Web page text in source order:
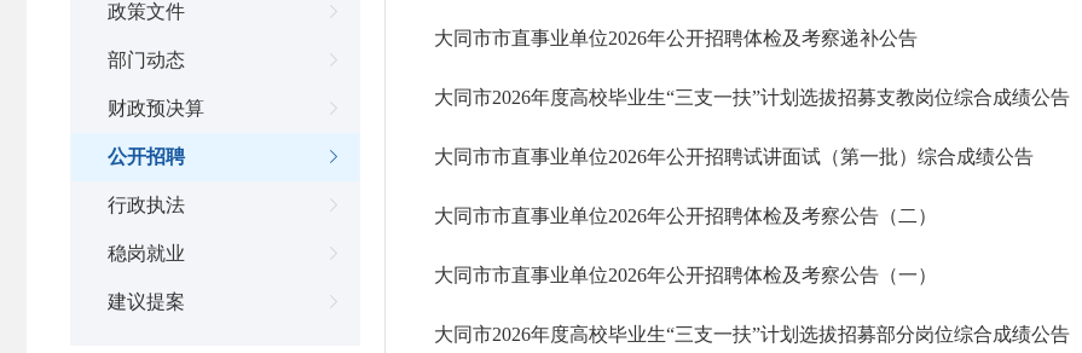

政策文件

部门动态

财政预决算

公开招聘

行政执法

稳岗就业

建议提案
大同市市直事业单位2026年公开招聘体检及考察递补公告
大同市2026年度高校毕业生“三支一扶”计划选拔招募支教岗位综合成绩公告
大同市市直事业单位2026年公开招聘试讲面试（第一批）综合成绩公告
大同市市直事业单位2026年公开招聘体检及考察公告（二）
大同市市直事业单位2026年公开招聘体检及考察公告（一）
大同市2026年度高校毕业生“三支一扶”计划选拔招募部分岗位综合成绩公告